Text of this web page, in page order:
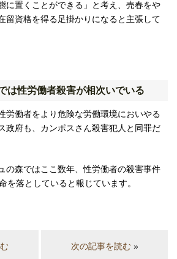
に置くことができる」と考え、売春をや
留資格を得る足掛かりになると主張して
は性労働者殺害が相次いでいる
労働者をより危険な労働環境においやる
政府も、カンポスさん殺害犯人と同罪だ
の森ではここ数年、性労働者の殺害事件
を落としていると報じています。
次の記事を読む»